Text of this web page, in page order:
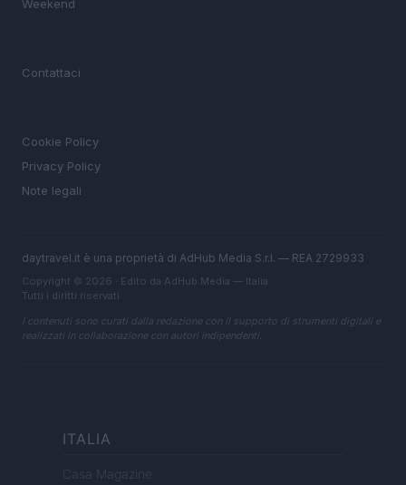
Weekend
Contattaci
Cookie Policy
Privacy Policy
Note legali
daytravel.it è una proprietà di AdHub Media S.r.l. — REA 2729933
Copyright © 2026 · Edito da AdHub Media — Italia
Tutti i diritti riservati
I contenuti sono curati dalla redazione con il supporto di strumenti digitali e
realizzati in collaborazione con autori indipendenti.
ITALIA
Casa Magazine